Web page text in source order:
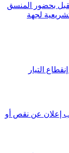
بحضور المنسق
لجهة
التيار
إعلان عن نقص أو